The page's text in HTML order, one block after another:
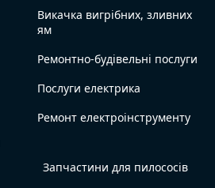
Викачка вигрібних, зливних
ям
Ремонтно-будівельні послуги
Послуги електрика
Ремонт електроінструменту
Запчастини для пилососів